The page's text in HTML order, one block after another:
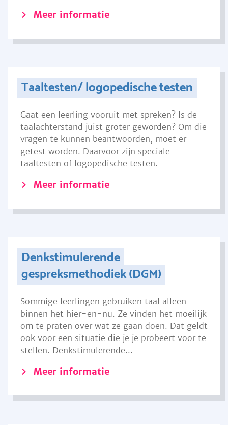
Meer informatie
Taaltesten/ logopedische testen
Gaat een leerling vooruit met spreken? Is de
taalachterstand juist groter geworden? Om die
vragen te kunnen beantwoorden, moet er
getest worden. Daarvoor zijn speciale
taaltesten of logopedische testen.
Meer informatie
Denkstimulerende
gespreksmethodiek (DGM)
Sommige leerlingen gebruiken taal alleen
binnen het hier-en-nu. Ze vinden het moeilijk
om te praten over wat ze gaan doen. Dat geldt
ook voor een situatie die je je probeert voor te
stellen. Denkstimulerende...
Meer informatie